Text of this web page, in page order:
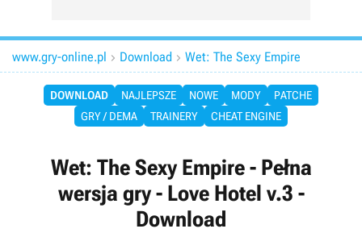
www.gry-online.pl  Download  Wet: The Sexy Empire
DOWNLOAD NAJLEPSZE NOWE MODY
PATCHE
GRY / DEMA
TRAINERY CHEAT ENGINE
Wet: The Sexy Empire - Pełna
wersja gry - Love Hotel v.3 -
Download